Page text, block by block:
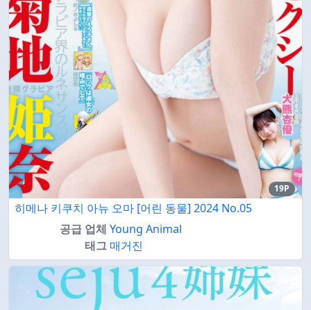
19P
히메나 키쿠치 아뉴 오마 [어린 동물] 2024 No.05
공급 업체 Young Animal
태그 매거진